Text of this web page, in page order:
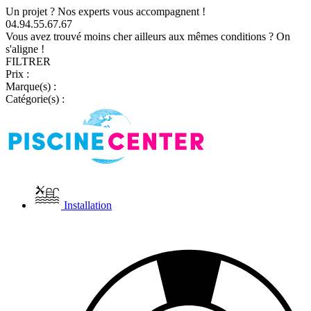
Un projet ? Nos experts vous accompagnent !
04.94.55.67.67
Vous avez trouvé moins cher ailleurs aux mêmes conditions ? On
s'aligne !
FILTRER
Prix :
Marque(s) :
Catégorie(s) :
Installation